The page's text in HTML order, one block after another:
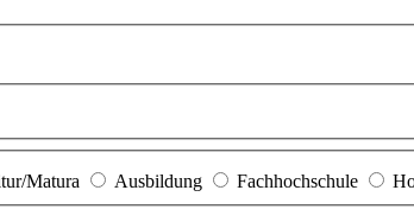
Matura Ausbildung Fachhochschule